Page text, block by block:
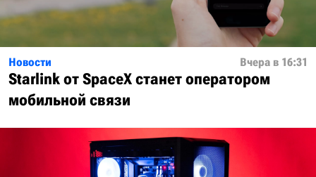
Новости Вчера в 16:31
Starlink от SpaceX станет оператором
мобильной связи